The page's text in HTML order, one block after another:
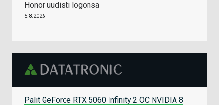
Honor uudisti logonsa
5.8.2026
Palit GeForce RTX 5060 Infinity 2 OC NVIDIA 8